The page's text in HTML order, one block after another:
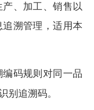
、加工、销售以
溯管理，适用本
码规则对同一品
别追溯码。